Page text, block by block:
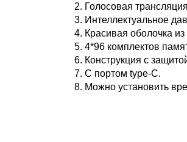
2. Голосовая
3. Интеллектуальное
4. Красивая оболочка
5. 4*96 комплектов
6. Конструкция с
7. С портом type-C.
8. Можно установить